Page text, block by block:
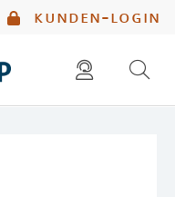
kunden-login